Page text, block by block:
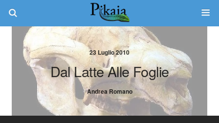
23 Luglio 2010
Dal Latte Alle Foglie
Andrea Romano